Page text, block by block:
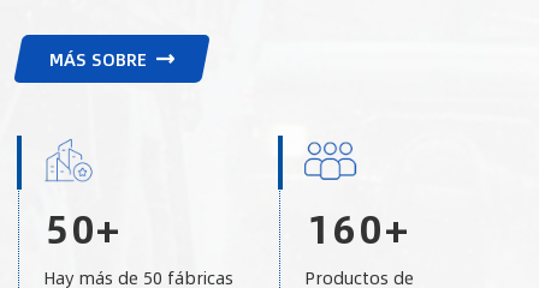
Además, también colaboramos con marcas
reconocidas de artículos tácticos y para actividades al
amplia cooperación con socios de todo el mundo en
el desarrollo de municiones y equipos logísticos.
MÁS SOBRE
50+
Hay más de 50 fábricas
160+
Productos de